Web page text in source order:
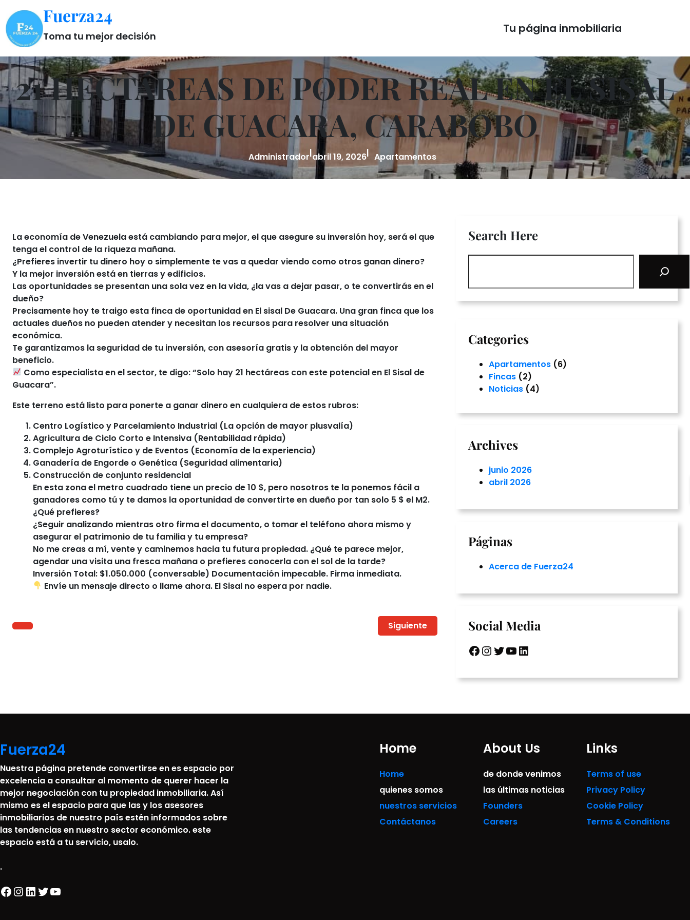
contenido
Fuerza24
Toma tu mejor decisión
Tu página inmobiliaria
21 HECTÁREAS DE PODER REAL EN EL SISAL
DE GUACARA, CARABOBO
Administrador|abril 19, 2026| Apartamentos
La economía de Venezuela está cambiando para mejor, el que asegure su inversión hoy, será el que
tenga el control de la riqueza mañana.
¿Prefieres invertir tu dinero hoy o simplemente te vas a quedar viendo como otros ganan dinero?
Y la mejor inversión está en tierras y edificios.
Las oportunidades se presentan una sola vez en la vida, ¿la vas a dejar pasar, o te convertirás en el
dueño?
Precisamente hoy te traigo esta finca de oportunidad en El sisal De Guacara. Una gran finca que los
actuales dueños no pueden atender y necesitan los recursos para resolver una situación
económica.
Te garantizamos la seguridad de tu inversión, con asesoría gratis y la obtención del mayor
beneficio.
Como especialista en el sector, te digo: “Solo hay 21 hectáreas con este potencial en El Sisal de
Guacara”.
Este terreno está listo para ponerte a ganar dinero en cualquiera de estos rubros:
Centro Logístico y Parcelamiento Industrial (La opción de mayor plusvalía)
Agricultura de Ciclo Corto e Intensiva (Rentabilidad rápida)
Complejo Agroturístico y de Eventos (Economía de la experiencia)
Ganadería de Engorde o Genética (Seguridad alimentaria)
Construcción de conjunto residencial
En esta zona el metro cuadrado tiene un precio de 10 $, pero nosotros te la ponemos fácil a
ganadores como tú y te damos la oportunidad de convertirte en dueño por tan solo 5 $ el M2.
¿Qué prefieres?
¿Seguir analizando mientras otro firma el documento, o tomar el teléfono ahora mismo y
asegurar el patrimonio de tu familia y tu empresa?
No me creas a mí, vente y caminemos hacia tu futura propiedad. ¿Qué te parece mejor,
agendar una visita una fresca mañana o prefieres conocerla con el sol de la tarde?
Inversión Total: $1.050.000 (conversable) Documentación impecable. Firma inmediata.
Envíe un mensaje directo o llame ahora. El Sisal no espera por nadie.
Siguiente
Search Here
S
Categories
Apartamentos(6)
Fincas(2)
Noticias(4)
Archives
junio 2026
abril 2026
Páginas
Acerca de Fuerza24
Social Media
Facebook InstagramTwitter YouTube LinkedIn
Fuerza24
Nuestra página pretende convertirse en es espacio por
excelencia a consultar al momento de querer hacer la
mejor negociación con tu propiedad inmobiliaria. Así
mismo es el espacio para que las y los asesores
inmobiliarios de nuestro país estén informados sobre
las tendencias en nuestro sector económico. este
espacio está a tu servicio, usalo.
.
Facebook InstagramLinkedIn Twitter YouTube
Home
Home
quienes somos
nuestros servicios
Contáctanos
About Us
de donde venimos
las últimas noticias
Founders
Careers
Links
Terms of use
Privacy Policy
Cookie Policy
Terms & Conditions